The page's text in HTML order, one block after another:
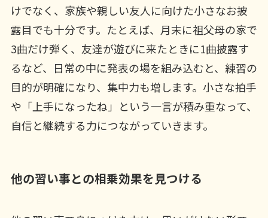
けでなく、家族や親しい友人に向けた小さなお披
露目でも十分です。たとえば、月末に祖父母の家で
3曲だけ弾く、友達が遊びに来たときに1曲披露す
るなど、日常の中に発表の場を組み込むと、練習の
目的が明確になり、集中力も増します。小さな拍手
や「上手になったね」という一言が積み重なって、
自信と継続する力につながっていきます。
他の習い事との相乗効果を見つける